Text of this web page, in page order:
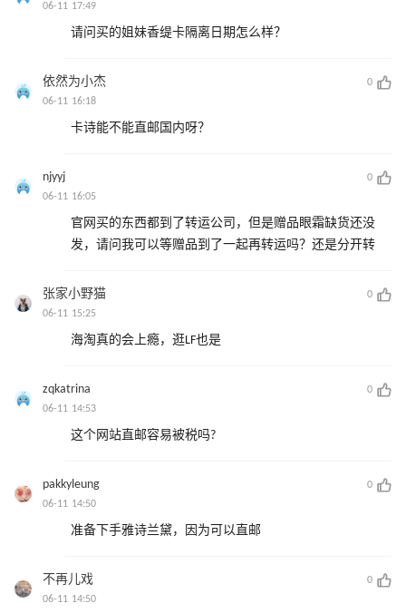
06-11 17:49
请问买的姐妹香缇卡隔离日期怎么样？
依然为小杰
0
06-11 16:18
卡诗能不能直邮国内呀？
njyyj
0
06-11 16:05
官网买的东西都到了转运公司，但是赠品眼霜缺货还没
发，请问我可以等赠品到了一起再转运吗？还是分开转
张家小野猫
0
06-11 15:25
海淘真的会上瘾，逛LF也是
zqkatrina
0
06-11 14:53
这个网站直邮容易被税吗?
pakkyleung
0
06-11 14:50
准备下手雅诗兰黛，因为可以直邮
不再儿戏
0
06-11 14:50